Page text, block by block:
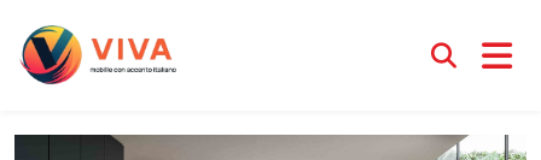
Мебель для гардеробной